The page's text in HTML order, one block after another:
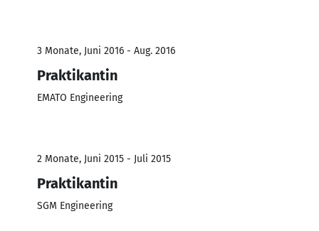
3 Monate, Juni 2016 - Aug. 2016
Praktikantin
EMATO Engineering
2 Monate, Juni 2015 - Juli 2015
Praktikantin
SGM Engineering